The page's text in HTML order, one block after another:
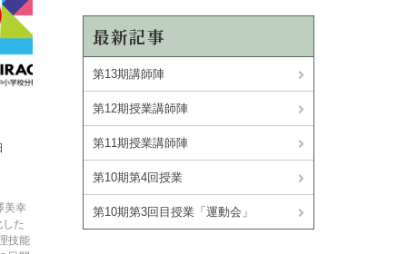
美幸
た
技能
最新記事
第13期講師陣
第12期授業講師陣
第11期授業講師陣
第10期第4回授業
第10期第3回目授業「運動会」